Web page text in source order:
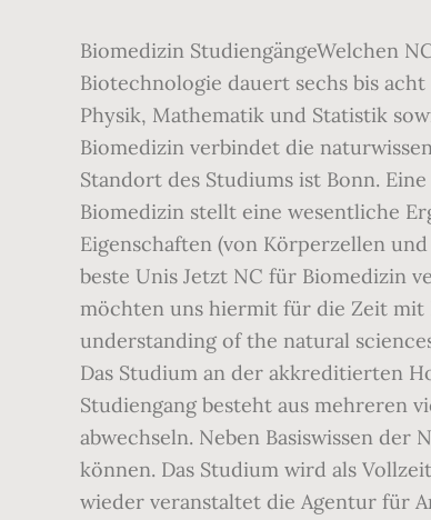
Biomedizin StudiengängeWelchen
Biotechnologie dauert sechs bis
Physik, Mathematik und Statistik
Biomedizin verbindet die
Standort des Studiums ist Bonn.
Biomedizin stellt eine wesentliche
Eigenschaften (von Körperzellen
beste Unis Jetzt NC für Biomedizin
möchten uns hiermit für die Zeit mit
understanding of the natural
Das Studium an der akkreditierten
Studiengang besteht aus mehreren
abwechseln. Neben Basiswissen
können. Das Studium wird als
wieder veranstaltet die Agentur für